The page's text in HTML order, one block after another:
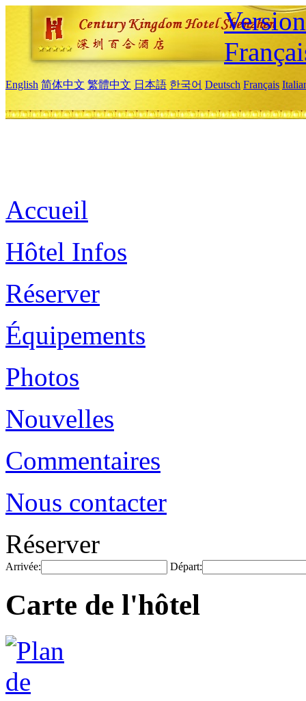
English 简体中文 繁體中文 日本語 한국어 Deutsch Français
Accueil
Hôtel Infos
Réserver
Équipements
Photos
Nouvelles
Commentaires
Nous contacter
Réserver
Arrivée: Départ:
Carte de l'hôtel